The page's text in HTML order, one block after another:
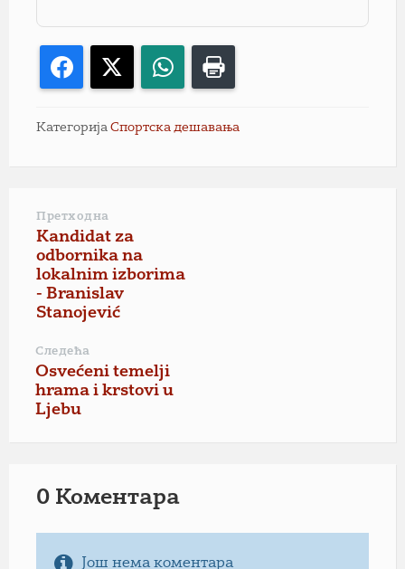
Facebook WhatsApp
Категорија Спортска дешавања
Претходна
Kandidat za
odbornika na
lokalnim izborima
- Branislav
Stanojević
Следећа
Osvećeni temelji
hrama i krstovi u
Ljebu
0 Коментарa
Још нема коментара